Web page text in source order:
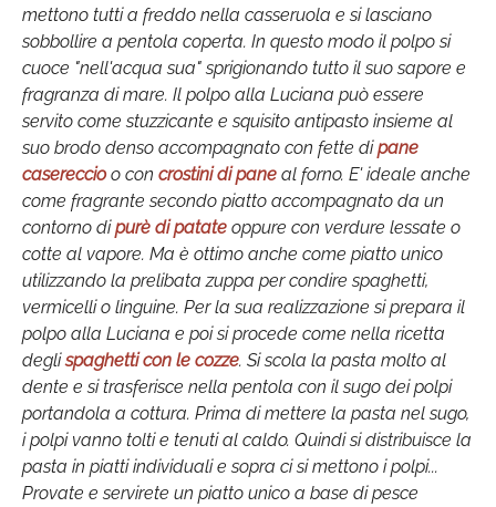
mettono tutti a freddo nella casseruola e si lasciano
sobbollire a pentola coperta. In questo modo il polpo si
cuoce "nell'acqua sua" sprigionando tutto il suo sapore e
fragranza di mare. Il polpo alla Luciana può essere
servito come stuzzicante e squisito antipasto insieme al
suo brodo denso accompagnato con fette dipane
casereccioo con crostini di pane al forno. E' ideale anche
come fragrante secondo piatto accompagnato da un
contorno dipurè di patate oppure con verdure lessate o
cotte al vapore. Ma è ottimo anche come piatto unico
utilizzando la prelibata zuppa per condire spaghetti,
vermicelli o linguine. Per la sua realizzazione si prepara il
polpo alla Luciana e poi si procede come nella ricetta
deglispaghetti con le cozze. Si scola la pasta molto al
dente e si trasferisce nella pentola con il sugo dei polpi
portandola a cottura. Prima di mettere la pasta nel sugo,
i polpi vanno tolti e tenuti al caldo. Quindi si distribuisce la
pasta in piatti individuali e sopra ci si mettono i polpi...
Provate e servirete un piatto unico a base di pesce